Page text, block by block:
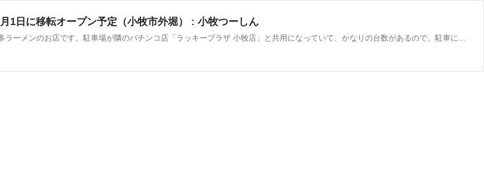
1日に移転オープン予定（小牧市外堀） : 小牧つーしん
小牧市外堀の「辻商店」が6月25日をもって閉店するようです。 博多ラーメンのお店です。駐車場が隣のパチンコ店「ラッキープラザ 小牧店」と共用になっていて、かなりの台数があるので、駐車に困ることがなく便利な店舗。昨年、豚骨ラーメンをいただきました。 店舗移転のた